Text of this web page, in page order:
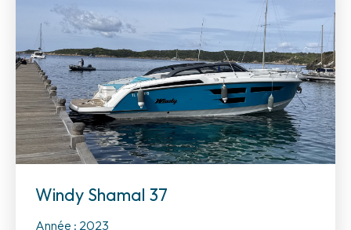
Windy Shamal 37
Année : 2023